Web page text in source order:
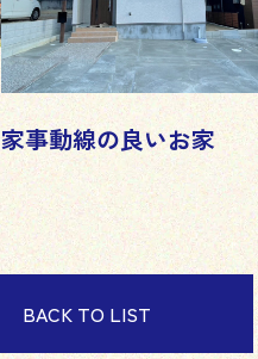
家事動線の良いお家
BACK TO LIST